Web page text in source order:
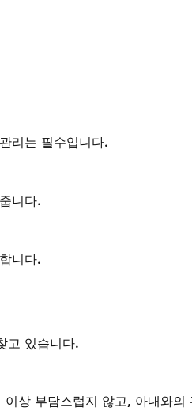
리는 필수입니다.
니다.
니다.
고 있습니다.
상 부담스럽지 않고, 아내와의